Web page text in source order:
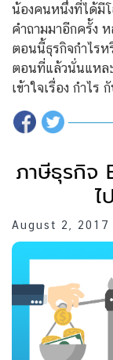
น้องคนหนึ่งที่ได้มี
คำถามมาอีกครั้ง
ตอนนี้ธุรกิจกำไร
ตอนที่แล้วนั่นแหล
เข้าใจเรื่อง กำไ
ภาษีธุรกิจ
ไ
August 2, 2017